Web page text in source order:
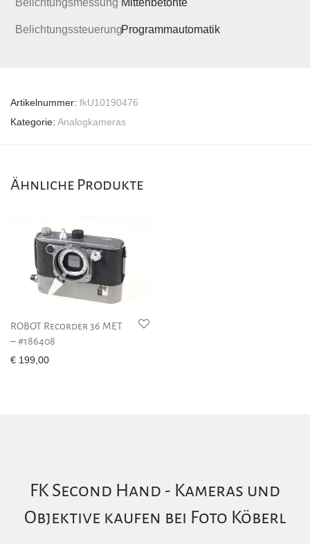
Belichtungsmessung Mittenbetonte
BelichtungssteuerungProgrammautomatik
Artikelnummer: fkU10190476
Kategorie: Analogkameras
Ähnliche Produkte
ROBOT Recorder 36 MET
– #186408
€ 199,00
FK Second Hand - Kameras und
Objektive kaufen bei Foto Köberl